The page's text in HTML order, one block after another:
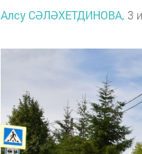
Алсу СӘЛӘХЕТДИНОВА, 3